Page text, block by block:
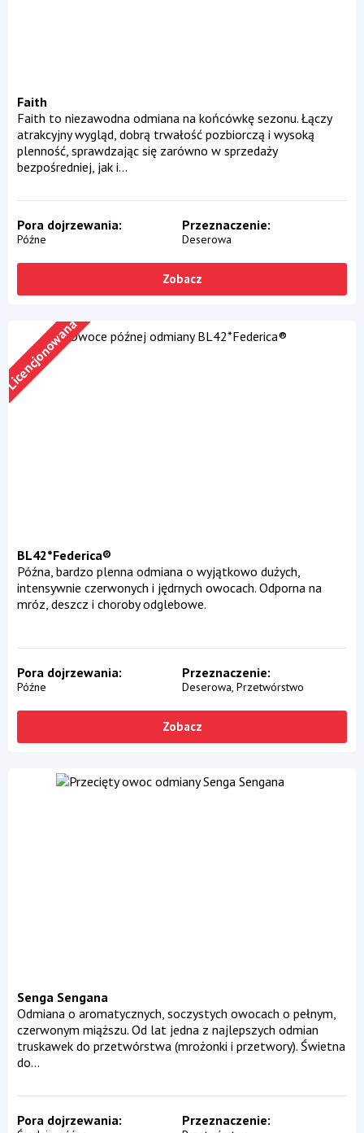
Faith
Faith to niezawodna odmiana na końcówkę sezonu. Łączy
atrakcyjny wygląd, dobrą trwałość pozbiorczą i wysoką
plenność, sprawdzając się zarówno w sprzedaży
bezpośredniej, jak i...
Pora dojrzewania
Późne
Przeznaczenie
Deserowa
Zobacz
Licencjonowana
BL42*Federica®
Późna, bardzo plenna odmiana o wyjątkowo dużych,
intensywnie czerwonych i jędrnych owocach. Odporna na
mróz, deszcz i choroby odglebowe.
Pora dojrzewania
Późne
Przeznaczenie
Deserowa Przetwórstwo
Zobacz
Senga Sengana
Odmiana o aromatycznych, soczystych owocach o pełnym,
czerwonym miąższu. Od lat jedna z najlepszych odmian
truskawek do przetwórstwa (mrożonki i przetwory). Świetna
do...
Pora dojrzewania Przeznaczenie